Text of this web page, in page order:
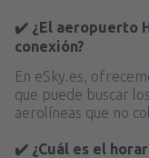
✔️ ¿El aeropuerto
conexión?
En eSky.es,
que puede buscar
aerolíneas que no
✔️ ¿Cuál es el